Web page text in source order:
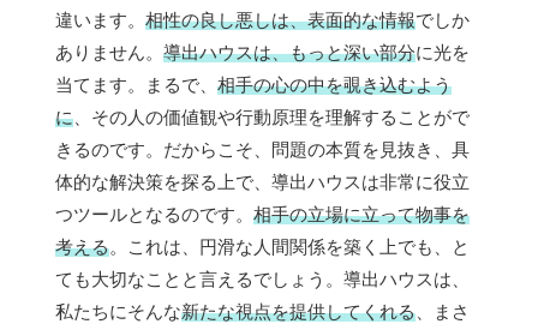
違います。 相性の良し悪しは、表面的な情報でしか
ありません。 導出ハウスは、もっと深い部分に光を
当てます。まるで、 相手の心の中を覗き込むよう
に 、その人の価値観や行動原理を理解することがで
きるのです。だからこそ、問題の本質を見抜き、具
体的な解決策を探る上で、導出ハウスは非常に役立
つツールとなるのです。 相手の立場に立って物事を
考える。これは、円滑な人間関係を築く上でも、と
ても大切なことと言えるでしょう。導出ハウスは、
私たちにそんな新たな視点を提供してくれる 、まさ